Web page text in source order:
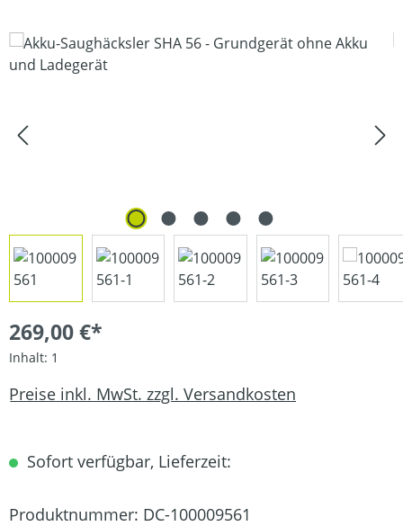
Bildergalerie überspringen
269,00 €*
Inhalt: 1
Preise inkl. MwSt. zzgl. Versandkosten
Sofort verfügbar, Lieferzeit:
Produktnummer: DC-100009561